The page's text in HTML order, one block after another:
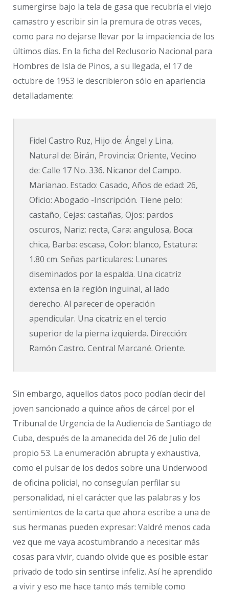
sumergirse bajo la tela de gasa que recubría el viejo
camastro y escribir sin la premura de otras veces,
como para no dejarse llevar por la impaciencia de los
últimos días. En la ficha del Reclusorio Nacional para
Hombres de Isla de Pinos, a su llegada, el 17 de
octubre de 1953 le describieron sólo en apariencia
detalladamente:
Fidel Castro Ruz, Hijo de: Ángel y Lina,
Natural de: Birán, Provincia: Oriente, Vecino
de: Calle 17 No. 336. Nicanor del Campo.
Marianao. Estado: Casado, Años de edad: 26,
Oficio: Abogado -Inscripción. Tiene pelo:
castaño, Cejas: castañas, Ojos: pardos
oscuros, Nariz: recta, Cara: angulosa, Boca:
chica, Barba: escasa, Color: blanco, Estatura:
1.80 cm. Señas particulares: Lunares
diseminados por la espalda. Una cicatriz
extensa en la región inguinal, al lado
derecho. Al parecer de operación
apendicular. Una cicatriz en el tercio
superior de la pierna izquierda. Dirección:
Ramón Castro. Central Marcané. Oriente.
Sin embargo, aquellos datos poco podían decir del
joven sancionado a quince años de cárcel por el
Tribunal de Urgencia de la Audiencia de Santiago de
Cuba, después de la amanecida del 26 de Julio del
propio 53. La enumeración abrupta y exhaustiva,
como el pulsar de los dedos sobre una Underwood
de oficina policial, no conseguían perfilar su
personalidad, ni el carácter que las palabras y los
sentimientos de la carta que ahora escribe a una de
sus hermanas pueden expresar: Valdré menos cada
vez que me vaya acostumbrando a necesitar más
cosas para vivir, cuando olvide que es posible estar
privado de todo sin sentirse infeliz. Así he aprendido
a vivir y eso me hace tanto más temible como